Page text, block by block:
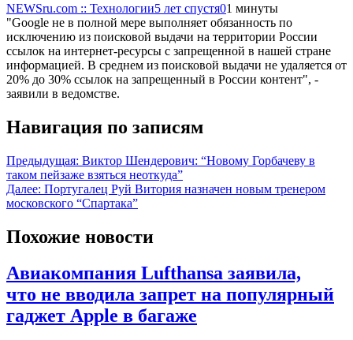
NEWSru.com :: Технологии5 лет спустя01 минуты
"Google не в полной мере выполняет обязанность по
исключению из поисковой выдачи на территории России
ссылок на интернет-ресурсы с запрещенной в нашей стране
информацией. В среднем из поисковой выдачи не удаляется от
20% до 30% ссылок на запрещенный в России контент", -
заявили в ведомстве.
Навигация по записям
Предыдущая: Виктор Шендерович: “Новому Горбачеву в
таком пейзаже взяться неоткуда”
Далее: Португалец Руй Витория назначен новым тренером
московского “Спартака”
Похожие новости
Авиакомпания Lufthansa заявила,
что не вводила запрет на популярный
гаджет Apple в багаже